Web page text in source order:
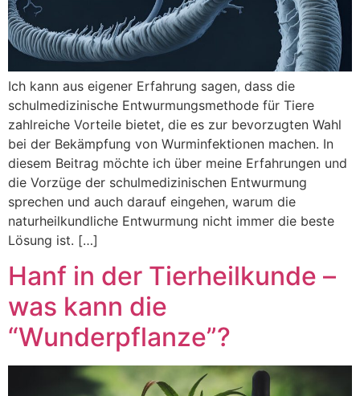
Ich kann aus eigener Erfahrung sagen, dass die
schulmedizinische Entwurmungsmethode für Tiere
zahlreiche Vorteile bietet, die es zur bevorzugten Wahl
bei der Bekämpfung von Wurminfektionen machen. In
diesem Beitrag möchte ich über meine Erfahrungen und
die Vorzüge der schulmedizinischen Entwurmung
sprechen und auch darauf eingehen, warum die
naturheilkundliche Entwurmung nicht immer die beste
Lösung ist. […]
Hanf in der Tierheilkunde –
was kann die
“Wunderpflanze”?